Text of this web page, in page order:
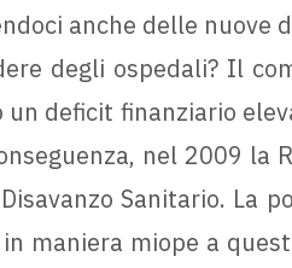
anche delle nuove
degli ospedali? Il
deficit finanziario
nel 2009 la
Sanitario. La
maniera miope a